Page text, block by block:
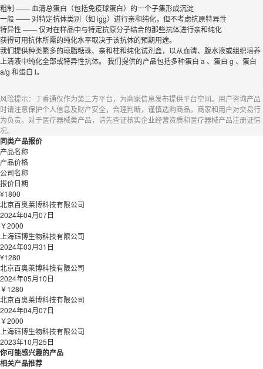
粗制 —— 血清总蛋白（包括免疫球蛋白）的一个子集形成沉淀
一般 —— 对特定抗体类别（如 igg）进行亲和纯化，但不考虑抗原特异性
特异性 —— 仅对在样品中与特定抗原分子结合的那些抗体进行亲和纯化
获得可用抗体所需的纯化水平取决于该抗体的预期用途。
我们提供种类繁多的琼脂糖珠、亲和柱和纯化试剂盒，以从血清、腹水液或组织培养
上清液中纯化全部或特异性抗体。 我们提供的产品包括多种蛋白 a 、蛋白 g 、蛋白
a/g 和蛋白 l。
风险提示：丁香通仅作为第三方平台，为商家信息发布提供平台空间。用户咨询产品
时请注意保护个人信息及财产安全，合理判断，谨慎选购商品，商家和用户对交易行
为负责。对于医疗器械类产品，请先查证核实企业经营资质和医疗器械产品注册证情
况。
同类产品报价
产品名称
产品价格
公司名称
报价日期
¥1800
北京百奥莱博科技有限公司
2024年04月07日
￥2000
上海钰博生物科技有限公司
2024年03月31日
¥1280
北京百奥莱博科技有限公司
2024年05月10日
￥1280
北京百奥莱博科技有限公司
2024年04月07日
￥2000
上海钰博生物科技有限公司
2023年10月25日
你可能感兴趣的产品
相关产品推荐